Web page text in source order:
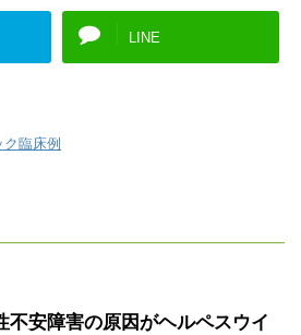
LINE
臨床例
不安障害の原因がヘルペスウイ